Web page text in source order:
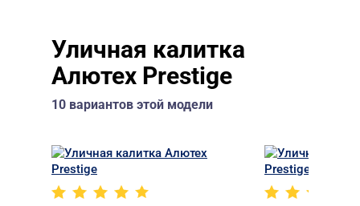
Уличная калитка
Алютех Prestige
10 вариантов этой модели